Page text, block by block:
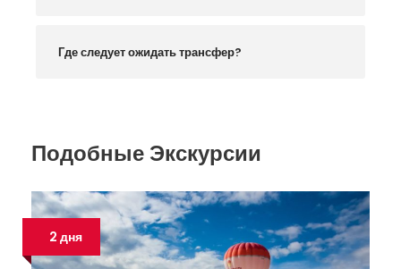
Где следует ожидать трансфер?
Подобные Экскурсии
2 дня